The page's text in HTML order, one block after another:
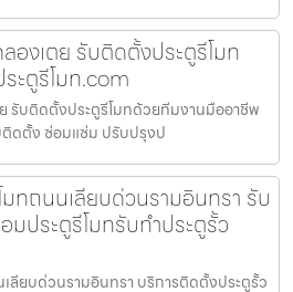
องเตย รับติดตั้งประตูรีโมท
ะตูรีโมท.com
รับติดตั้งประตูรีโมทด้วยทีมงานมืออาชีพ
ดตั้ง ซ่อมแซ่ม ปรับปรุงป
ทถนนเลียบด่วนรามอินทรา รับ
ประตูรีโมทรับทำประตูรั้ว
ลียบด่วนรามอินทรา บริการติดตั้งประตูรั้ว